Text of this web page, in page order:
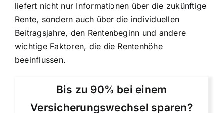
liefert nicht nur Informationen über die zukünftige
Rente, sondern auch über die individuellen
Beitragsjahre, den Rentenbeginn und andere
wichtige Faktoren, die die Rentenhöhe
beeinflussen.
Bis zu 90% bei einem
Versicherungswechsel sparen?